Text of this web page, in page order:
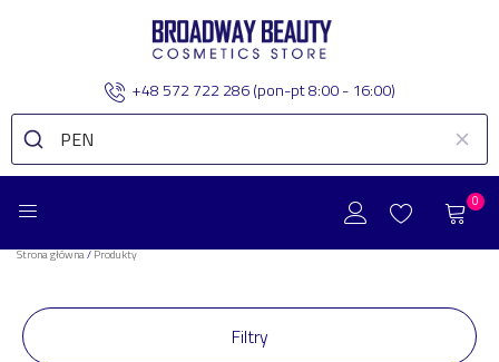
+48 572 722 286(pon-pt 8:00 - 16:00)
0
Strona główna/Produkty
Filtry